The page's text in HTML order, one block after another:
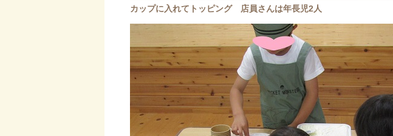
カップに入れてトッピング 店員さんは年長児2人